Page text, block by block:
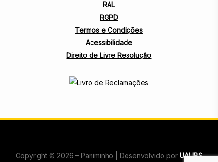
RAL
RGPD
Termos e Condições
Acessibilidade
Direito de Livre Resolução
Copyright © 2026 – Paniminho | Desenvolvido por UAUBS